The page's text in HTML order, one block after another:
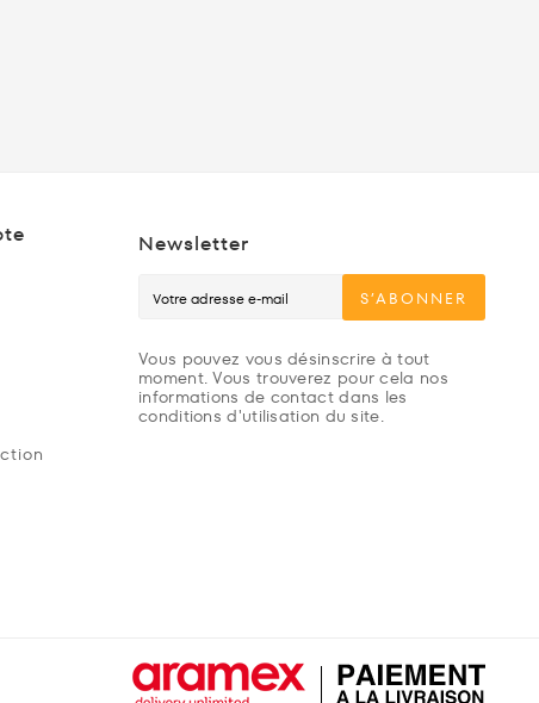
Newsletter
S’ABONNER
Vous pouvez vous désinscrire à tout
moment. Vous trouverez pour cela nos
informations de contact dans les
conditions d'utilisation du site.